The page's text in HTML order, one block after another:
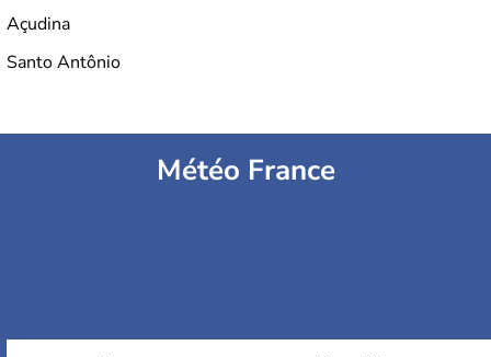
Açudina
Santo Antônio
Météo France